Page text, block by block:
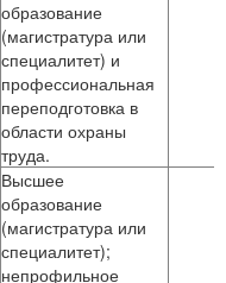
образование
(магистратура или
специалитет) и
профессиональная
переподготовка в
области охраны
труда.
Высшее
образование
(магистратура или
специалитет);
непрофильное